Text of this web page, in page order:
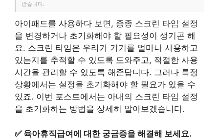
받습니다.
아이패드를 사용하다 보면, 종종 스크린 타임 설정
을 변경하거나 초기화해야 할 필요성이 생기곤 해
요. 스크린 타임은 우리가 기기를 얼마나 사용하고
있는지를 추적할 수 있도록 도와주고, 적절한 사용
시간을 관리할 수 있도록 해준답니다. 그러나 특정
상황에서는 설정을 초기화해야 할 필요가 있을 수
있죠. 이번 포스트에서는 아내의 스크린 타임 설정
을 초기화하는 방법을 상세히 알아보겠습니다.
✅ 육아휴직급여에 대한 궁금증을 해결해 보세요.